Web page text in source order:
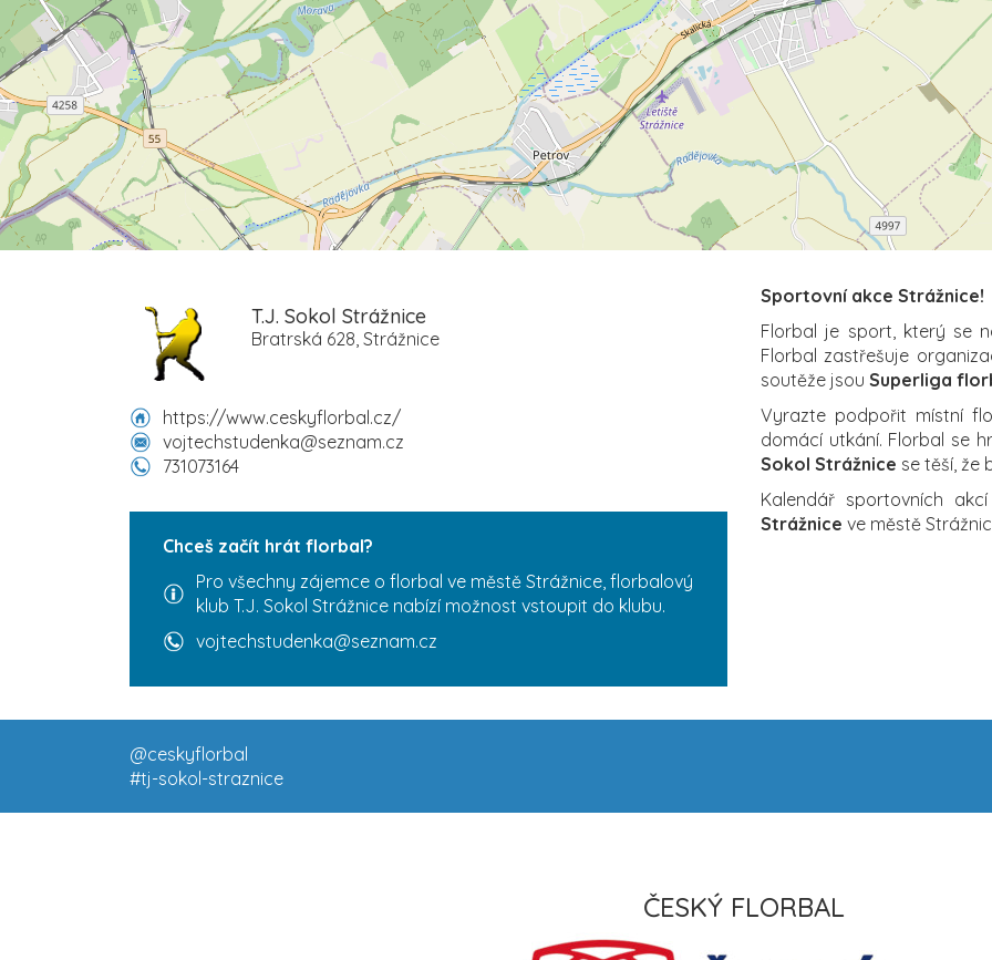
T.J. Sokol Strážnice
Bratrská 628, Strážnice
https://www.ceskyflorbal.cz/
vojtechstudenka@seznam.cz
731073164
Chceš začít hrát florbal?
Pro všechny zájemce o florbal ve městě Strážnice, florbalový
klub T.J. Sokol Strážnice nabízí možnost vstoupit do klubu.
vojtechstudenka@seznam.cz
Sportovní akce Strážnice!
Florbal je sport, který se
Florbal zastřešuje
soutěže jsou Superliga
Vyrazte podpořit místní
domácí utkání. Florbal se
Sokol Strážnice se těší, že
Kalendář sportovních
Strážnice ve městě
@ceskyflorbal
#tj-sokol-straznice
ČESKÝ FLORBAL